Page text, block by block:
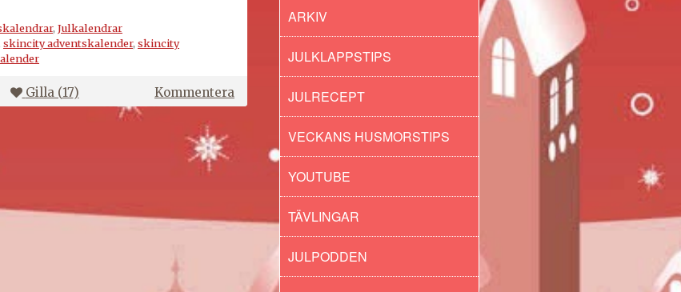
, Julkalendrar
skincity adventskalender, skincity
Gilla (17) Kommentera
Skincity
ARKIV
JULKLAPPSTIPS
JULRECEPT
VECKANS HUSMORSTIPS
YOUTUBE
TÄVLINGAR
JULPODDEN